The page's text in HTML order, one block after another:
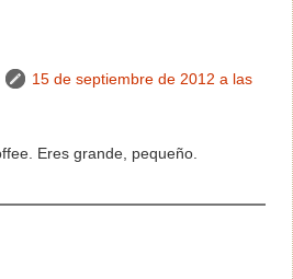
15 de septiembre de 2012 a las
Eres grande, pequeño.